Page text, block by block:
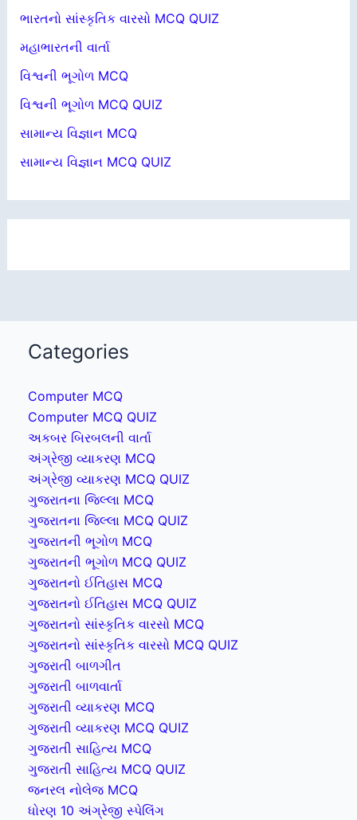
ભારતનો સાંસ્કૃતિક વારસો MCQ QUIZ
મહાભારતની વાર્તા
વિશ્વની ભૂગોળ MCQ
વિશ્વની ભૂગોળ MCQ QUIZ
સામાન્ય વિજ્ઞાન MCQ
સામાન્ય વિજ્ઞાન MCQ QUIZ
Categories
Computer MCQ
Computer MCQ QUIZ
અકબર બિરબલની વાર્તા
અંગ્રેજી વ્યાકરણ MCQ
અંગ્રેજી વ્યાકરણ MCQ QUIZ
ગુજરાતના જિલ્લા MCQ
ગુજરાતના જિલ્લા MCQ QUIZ
ગુજરાતની ભૂગોળ MCQ
ગુજરાતની ભૂગોળ MCQ QUIZ
ગુજરાતનો ઈતિહાસ MCQ
ગુજરાતનો ઈતિહાસ MCQ QUIZ
ગુજરાતનો સાંસ્કૃતિક વારસો MCQ
ગુજરાતનો સાંસ્કૃતિક વારસો MCQ QUIZ
ગુજરાતી બાળગીત
ગુજરાતી બાળવાર્તા
ગુજરાતી વ્યાકરણ MCQ
ગુજરાતી વ્યાકરણ MCQ QUIZ
ગુજરાતી સાહિત્ય MCQ
ગુજરાતી સાહિત્ય MCQ QUIZ
જનરલ નોલેજ MCQ
ધોરણ 10 અંગ્રેજી સ્પેલિંગ